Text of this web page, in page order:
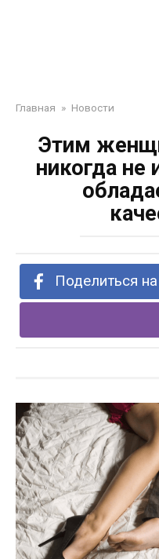
Главная » Новости
Этим
никогда
Поделиться